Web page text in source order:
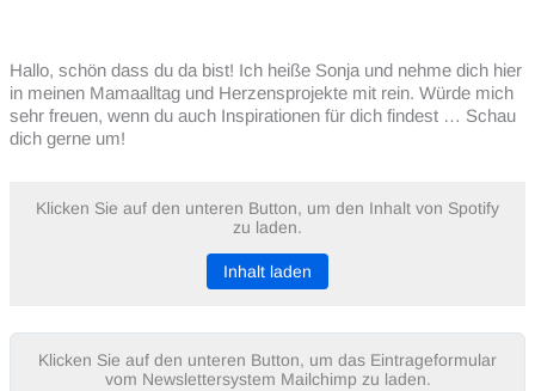
Hallo, schön dass du da bist! Ich heiße Sonja und nehme dich hier
in meinen Mamaalltag und Herzensprojekte mit rein. Würde mich
sehr freuen, wenn du auch Inspirationen für dich findest … Schau
dich gerne um!
Klicken Sie auf den unteren Button, um den Inhalt von Spotify
zu laden.
Inhalt laden
Klicken Sie auf den unteren Button, um das Eintrageformular
vom Newslettersystem Mailchimp zu laden.